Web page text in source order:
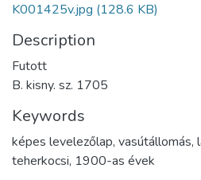
K001425v.jpg (128.6 KB)
Description
Futott
B. kisny. sz. 1705
Keywords
képes levelezőlap, vasútállomás,
teherkocsi, 1900-as évek